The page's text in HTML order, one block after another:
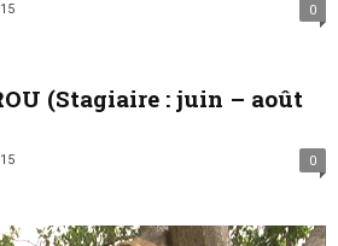
0
(Stagiaire : juin – août
0